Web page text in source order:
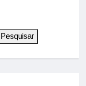
Pesquisar